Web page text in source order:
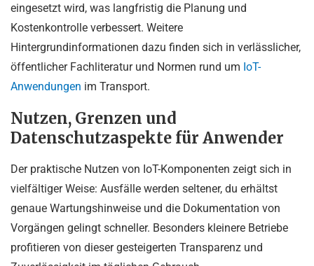
eingesetzt wird, was langfristig die Planung und
Kostenkontrolle verbessert. Weitere
Hintergrundinformationen dazu finden sich in verlässlicher,
öffentlicher Fachliteratur und Normen rund um IoT-
Anwendungen im Transport.
Nutzen, Grenzen und
Datenschutzaspekte für Anwender
Der praktische Nutzen von IoT-Komponenten zeigt sich in
vielfältiger Weise: Ausfälle werden seltener, du erhältst
genaue Wartungshinweise und die Dokumentation von
Vorgängen gelingt schneller. Besonders kleinere Betriebe
profitieren von dieser gesteigerten Transparenz und